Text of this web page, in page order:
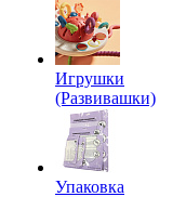
Игрушки
(Развивашки)
Упаковка